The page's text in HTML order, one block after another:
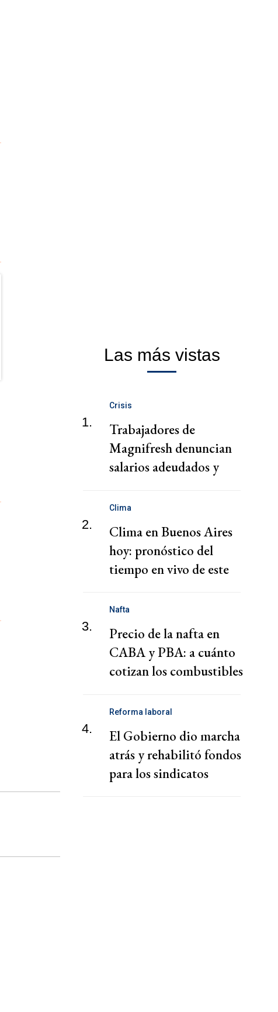
Las más vistas
1.
Crisis
Trabajadores de
Magnifresh denuncian
salarios adeudados y
infrahumanas
2.
Clima
Clima en Buenos Aires
hoy: pronóstico del
tiempo en vivo de este
3.
Nafta
Precio de la nafta en
CABA y PBA: a cuánto
cotizan los combustibles
4.
Reforma laboral
El Gobierno dio marcha
atrás y rehabilitó fondos
para los sindicatos